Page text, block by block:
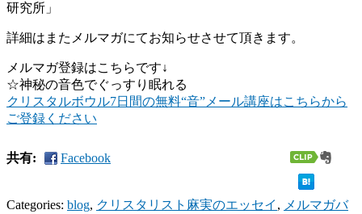
研究所」
詳細はまたメルマガにてお知らせさせて頂きます。
メルマガ登録はこちらです↓
☆神秘の音色でぐっすり眠れる
クリスタルボウル7日間の無料“音”メール講座はこちらから
ご登録ください
共有: Facebook
Categories: blog, クリスタリスト麻実のエッセイ , メルマガバ